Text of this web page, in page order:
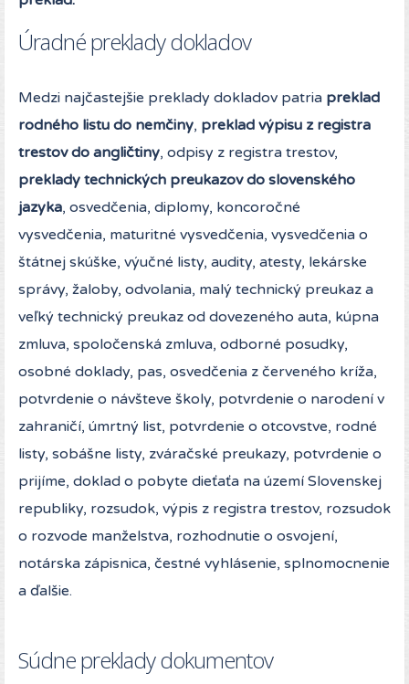
Úradné preklady dokladov
Medzi najčastejšie preklady dokladov patria preklad
rodného listu do nemčiny, preklad výpisu z registra
trestov do angličtiny, odpisy z registra trestov,
preklady technických preukazov do slovenského
jazyka, osvedčenia, diplomy, koncoročné
vysvedčenia, maturitné vysvedčenia, vysvedčenia o
štátnej skúške, výučné listy, audity, atesty, lekárske
správy, žaloby, odvolania, malý technický preukaz a
veľký technický preukaz od dovezeného auta, kúpna
zmluva, spoločenská zmluva, odborné posudky,
osobné doklady, pas, osvedčenia z červeného kríža,
potvrdenie o návšteve školy, potvrdenie o narodení v
zahraničí, úmrtný list, potvrdenie o otcovstve, rodné
listy, sobášne listy, zváračské preukazy, potvrdenie o
prijíme, doklad o pobyte dieťaťa na území Slovenskej
republiky, rozsudok, výpis z registra trestov, rozsudok
o rozvode manželstva, rozhodnutie o osvojení,
notárska zápisnica, čestné vyhlásenie, splnomocnenie
a ďalšie.
Súdne preklady dokumentov